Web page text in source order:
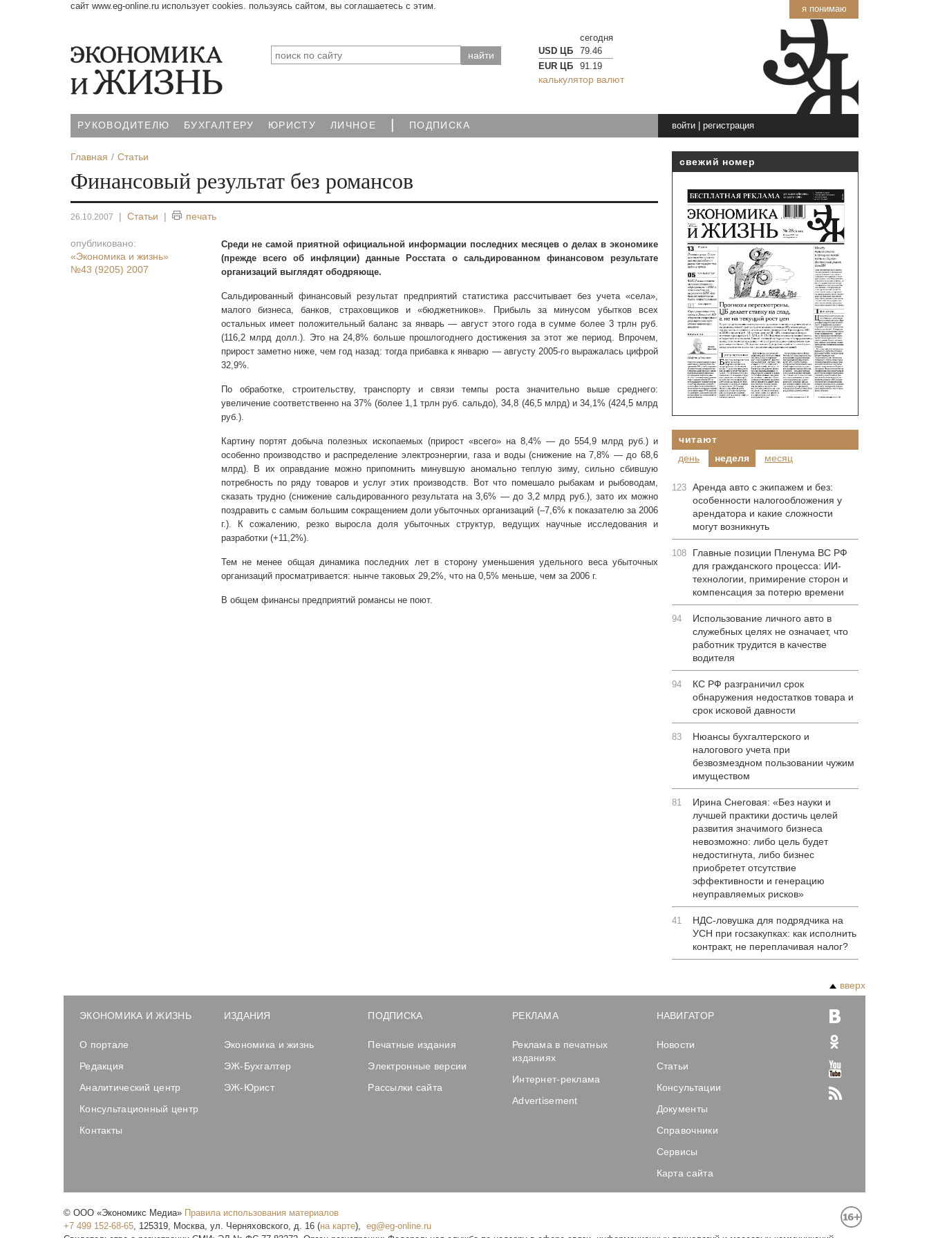
я понимаю
сайт www.eg-online.ru использует cookies. пользуясь сайтом, вы соглашаетесь с этим.
сегодня
USD ЦБ
79.46
EUR ЦБ
91.19
калькулятор валют
РУКОВОДИТЕЛЮ БУХГАЛТЕРУ ЮРИСТУ ЛИЧНОЕ | ПОДПИСКА войти| регистрация
Главная Статьи
Финансовый результат без романсов
26.10.2007 | Статьи | печать
опубликовано:
«Экономика и жизнь»
№43 (9205) 2007
Среди не самой приятной официальной информации последних месяцев о делах в экономике
(прежде всего об инфляции) данные Росстата о сальдированном финансовом результате
организаций выглядят ободряюще.
Сальдированный финансовый результат предприятий статистика рассчитывает без учета «села»,
малого бизнеса, банков, страховщиков и «бюджетников». Прибыль за минусом убытков всех
остальных имеет положительный баланс за январь — август этого года в сумме более 3 трлн руб.
(116,2 млрд долл.). Это на 24,8% больше прошлогоднего достижения за этот же период. Впрочем,
прирост заметно ниже, чем год назад: тогда прибавка к январю — августу 2005-го выражалась цифрой
32,9%.
По обработке, строительству, транспорту и связи темпы роста значительно выше среднего:
увеличение соответственно на 37% (более 1,1 трлн руб. сальдо), 34,8 (46,5 млрд) и 34,1% (424,5 млрд
руб.).
Картину портят добыча полезных ископаемых (прирост «всего» на 8,4% — до 554,9 млрд руб.) и
особенно производство и распределение электроэнергии, газа и воды (снижение на 7,8% — до 68,6
млрд). В их оправдание можно припомнить минувшую аномально теплую зиму, сильно сбившую
потребность по ряду товаров и услуг этих производств. Вот что помешало рыбакам и рыбоводам,
сказать трудно (снижение сальдированного результата на 3,6% — до 3,2 млрд руб.), зато их можно
поздравить с самым большим сокращением доли убыточных организаций (–7,6% к показателю за 2006
г.). К сожалению, резко выросла доля убыточных структур, ведущих научные исследования и
разработки (+11,2%).
Тем не менее общая динамика последних лет в сторону уменьшения удельного веса убыточных
организаций просматривается: нынче таковых 29,2%, что на 0,5% меньше, чем за 2006 г.
В общем финансы предприятий романсы не поют.
свежий номер
читают
день
неделя месяц
123 Аренда авто с экипажем и без:
особенности налогообложения у
арендатора и какие сложности
могут возникнуть
108
Главные позиции Пленума ВС РФ
для гражданского процесса: ИИ-
технологии, примирение сторон и
компенсация за потерю времени
94
Использование личного авто в
служебных целях не означает, что
работник трудится в качестве
водителя
94
КС РФ разграничил срок
обнаружения недостатков товара и
срок исковой давности
83
Нюансы бухгалтерского и
налогового учета при
безвозмездном пользовании чужим
имуществом
81
Ирина Снеговая: «Без науки и
лучшей практики достичь целей
развития значимого бизнеса
невозможно: либо цель будет
недостигнута, либо бизнес
приобретет отсутствие
эффективности и генерацию
неуправляемых рисков»
41
НДС-ловушка для подрядчика на
УСН при госзакупках: как исполнить
контракт, не переплачивая налог?
вверх
ЭКОНОМИКА И ЖИЗНЬ
О портале
Редакция
Аналитический центр
Консультационный центр
Контакты
ИЗДАНИЯ
Экономика и жизнь
ЭЖ-Бухгалтер
ЭЖ-Юрист
ПОДПИСКА
Печатные издания
Электронные версии
Рассылки сайта
РЕКЛАМА
Реклама в печатных
изданиях
Интернет-реклама
Advertisement
НАВИГАТОР
Новости
Статьи
Консультации
Документы
Справочники
Сервисы
Карта сайта
© ООО «Экономикс Медиа» Правила использования материалов
+7 499 152-68-65, 125319, Москва, ул. Черняховского, д. 16 (на карте),